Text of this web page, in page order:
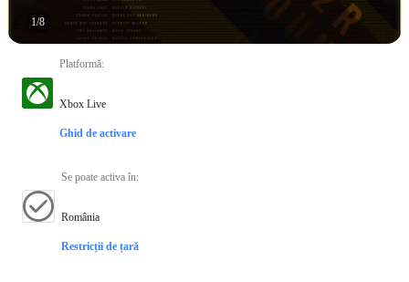
1/8
Platformă:
Xbox Live
Ghid de activare
Se poate activa în:
România
Restricții de țară